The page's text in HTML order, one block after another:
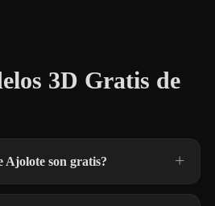
3D Gratis de
Ajolote son gratis?